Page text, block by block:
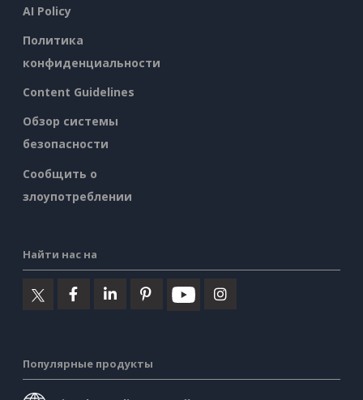
AI Policy
Политика
конфиденциальности
Content Guidelines
Обзор системы
безопасности
Сообщить о
злоупотреблении
Найти нас на
Популярные продукты